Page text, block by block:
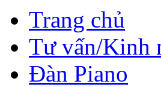
Trang chủ
Tư vấn/Kinh
Đàn Piano